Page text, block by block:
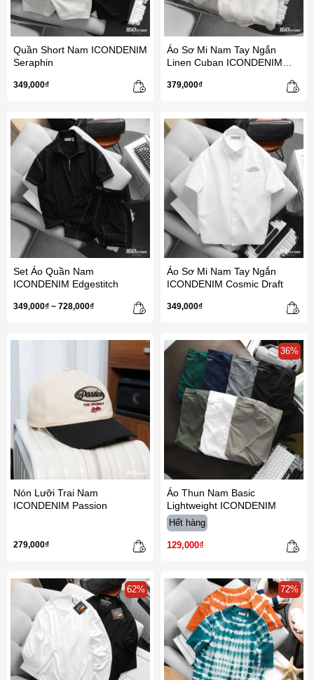
Quần Short Nam ICONDENIM
Seraphin
349,000₫
Áo Sơ Mi Nam Tay Ngắn
Linen Cuban ICONDENIM
379,000₫
Set Áo Quần Nam
ICONDENIM Edgestitch
349,000₫ ~ 728,000₫
Áo Sơ Mi Nam Tay Ngắn
ICONDENIM Cosmic Draft
349,000₫
Nón Lưỡi Trai Nam
ICONDENIM Passion
279,000₫
36%
Áo Thun Nam Basic
Lightweight ICONDENIM
Hết hàng
129,000₫
62% 72%